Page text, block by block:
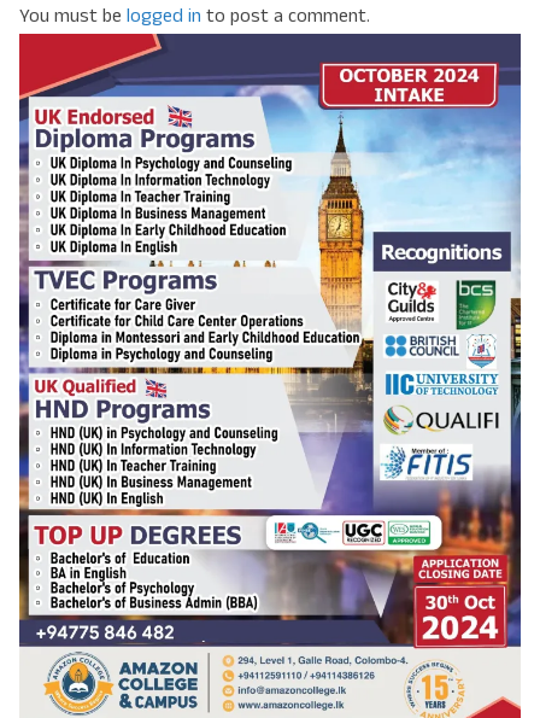
You must be logged in to post a comment.